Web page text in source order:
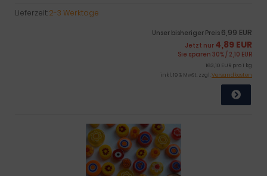
Lieferzeit:2-3 Werktage
Unser bisheriger Preis 6,99 EUR
Jetzt nur 4,89 EUR
Sie sparen 30% / 2,10 EUR
163,10 EUR pro 1 kg
inkl. 19 % MwSt. zzgl.Versandkosten